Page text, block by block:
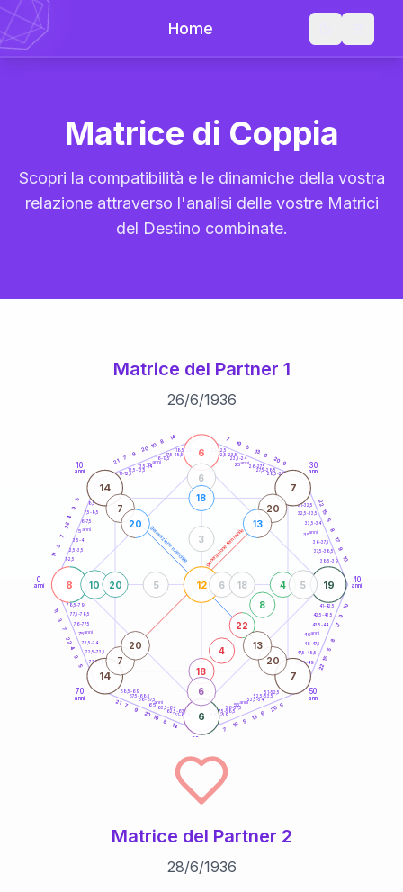
Home
Matrice di Coppia
Scopri la compatibilità e le dinamiche della vostra
relazione attraverso l'analisi delle vostre Matrici
del Destino combinate.
Matrice del Partner 1
26/6/1936
generazione maschile generazione femminile
0
anni
10
anni
30
anni
40
anni
50
anni
60
70
anni
1-2,5
2,5-3,5
3,5-4
6-7,5
7,5-8,5
8,5-9
11-12,5
12,5-13,5
13,5-14
16-17,5
17,5-18,5
18,5-19
21-22,5
22,5-23,5
23,5-24
26-27,5
27,5-28,5
28,5-29
31-32,5
32,5-33,5
33,5-34
36-37,5
37,5-38,5
38,5-39
41-42,5
42,5-43,5
43,5-44
46-47,5
47,5-48,5
48,5-49
51-52,5
52,5-53,5
53,5-54
56-57,5
57,5-58,5
58,5-59
61-62,5
62,5-63,5
63,5-64
66-67,5
67,5-68,5
68,5-69
71-72,5
72,5-73,5
73,5-74
76-77,5
77,5-78,5
78,5-79
11
3
7
22
4
9
5
21
7
9
20
10
8
14 7
19 5
13
6
20
9
22
15
5
8
17
9
10
10
9
17
8
5
15
22
9
20
6
13
5
19
7
14
8
10
20
9
7
21
5
9
4
22
7
3
11
8
6
19
6
12
14 7
14 7
18
4
22
8
4
10
6
5
6
20
18
6 18
5
3
7
20
20
13
7
20
20
13
5anni
15 anni 25anni
35anni
45anni
55anni
65anni
75anni
Matrice del Partner 2
28/6/1936